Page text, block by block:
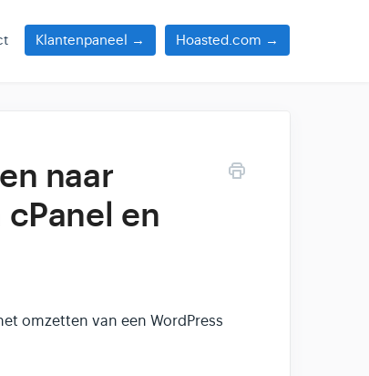
Klantenpaneel → Hoasted.com →
naar
en
omzetten van een WordPress